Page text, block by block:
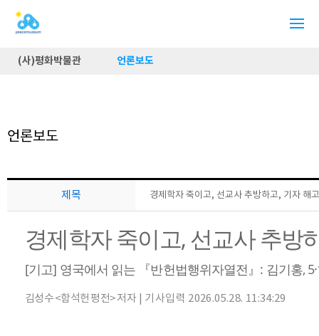
(사)평화박물관 언론보도
언론보도
제목 경제학자 죽이고, 선교사 추방하고, 기자 해
경제학자 죽이고, 선교사 추방
[기고] 영국에서 읽는 『반헌법행위자열전』: 김기홍,
김성수 <함석헌 평전> 저자 기사입력 2026.05.28. 11:34:29